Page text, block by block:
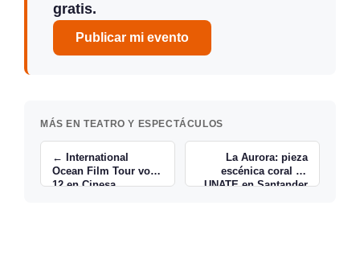
gratis.
Publicar mi evento
MÁS EN TEATRO Y ESPECTÁCULOS
← International
Ocean Film Tour vol.
12 en Cinesa
La Aurora: pieza
escénica coral de
UNATE en Santander